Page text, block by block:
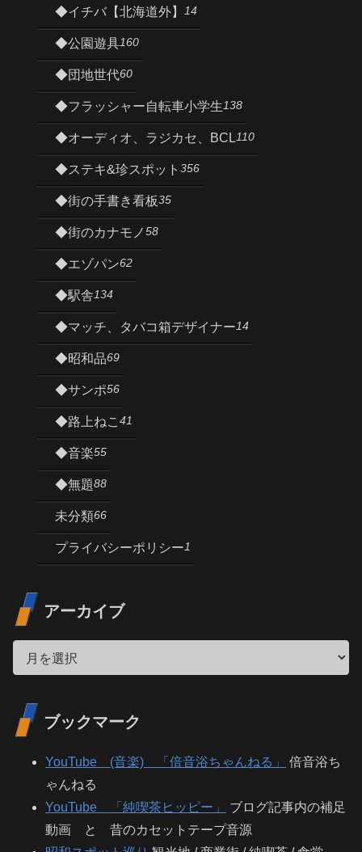
◆イチバ【北海道外】 14
◆公園遊具160
◆団地世代60
◆フラッシャー自転車小学生138
◆オーディオ、ラジカセ、BCL110
◆ステキ&珍スポット 356
◆街の手書き看板35
◆街のカナモノ58
◆エゾパン62
◆駅舎134
◆マッチ、タバコ箱デザイナー14
◆昭和品69
◆サンポ56
◆路上ねこ 41
◆音楽55
◆無題88
未分類66
プライバシーポリシー1
アーカイブ
ブックマーク
YouTube (音楽) 「倍音浴ちゃんねる」
倍音浴ち
ゃんねる
YouTube 「純喫茶ヒッピー」
ブログ記事内の補足
動画 と 昔のカセットテープ音源